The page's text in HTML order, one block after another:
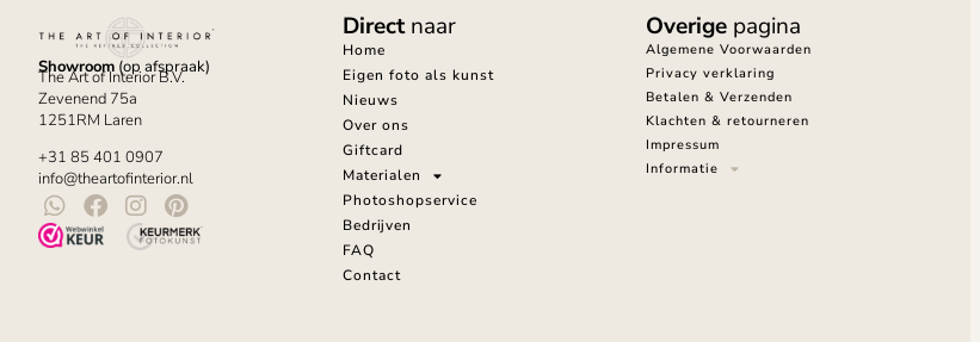
Showroom(op afspraak)
The Art of Interior B.V.
Zevenend 75a
1251RM Laren
+31 85 401 0907
info@theartofinterior.nl
Directnaar
Home
Eigen foto als kunst
Nieuws
Over ons
Giftcard
Materialen
Photoshopservice
Bedrijven
FAQ
Contact
Overige pagina
Algemene Voorwaarden
Privacy verklaring
Betalen & Verzenden
Klachten & retourneren
Impressum
Informatie